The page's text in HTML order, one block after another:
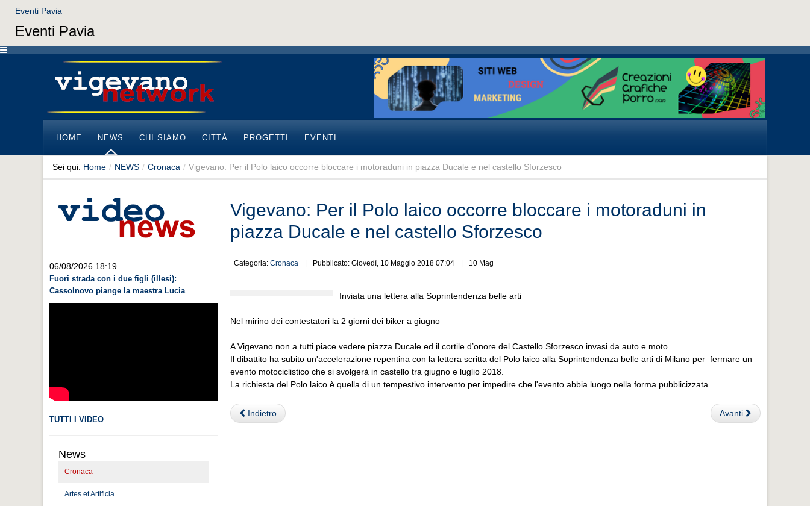
Eventi Pavia
Eventi Pavia
HOME NEWS CHI SIAMO CITTÀ PROGETTI EVENTI
Sei qui: Home / NEWS / Cronaca / Vigevano: Per il Polo laico occorre bloccare i motoraduni in piazza Ducale e nel castello Sforzesco
06/08/2026 18:19
Fuori strada con i due figli (illesi):
Cassolnovo piange la maestra Lucia
TUTTI I VIDEO
News
Cronaca
Artes et Artificia
Vigevano: Per il Polo laico occorre bloccare i motoraduni in
piazza Ducale e nel castello Sforzesco
Categoria: Cronaca Pubblicato: Giovedì, 10 Maggio 2018 07:04 10 Mag
Inviata una lettera alla Soprintendenza belle arti
Nel mirino dei contestatori la 2 giorni dei biker a giugno
A Vigevano non a tutti piace vedere piazza Ducale ed il cortile d’onore del Castello Sforzesco invasi da auto e moto.
Il dibattito ha subito un'accelerazione repentina con la lettera scritta del Polo laico alla Soprintendenza belle arti di Milano per fermare un
evento motociclistico che si svolgerà in castello tra giugno e luglio 2018.
La richiesta del Polo laico è quella di un tempestivo intervento per impedire che l'evento abbia luogo nella forma pubblicizzata.
Indietro Avanti